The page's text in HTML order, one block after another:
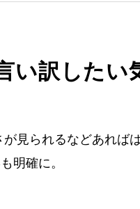
い訳したい
見られるなどあれば
明確に。